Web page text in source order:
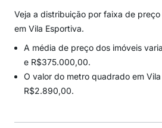
Veja a distribuição por faixa de
em Vila Esportiva.
A média de preço dos imóveis
e R$375.000,00.
O valor do metro quadrado em
R$2.890,00.